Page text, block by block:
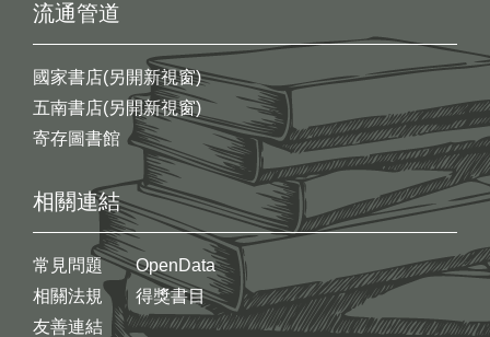
流通管道
國家書店(另開新視窗)
五南書店(另開新視窗)
寄存圖書館
相關連結
常見問題
相關法規
友善連結
OpenData
得獎書目